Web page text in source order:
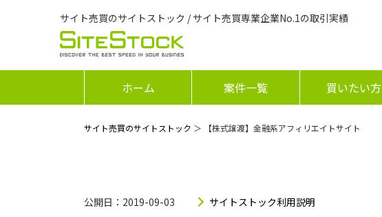
サイト売買のサイトストック / サイト売買専業企業No.1の取引実績
ホーム 案件一覧 買いたい方
サイト売買のサイトストック ＞ 【株式譲渡】金融系アフィリエイトサイト
公開日：2019-09-03 サイトストック利用説明